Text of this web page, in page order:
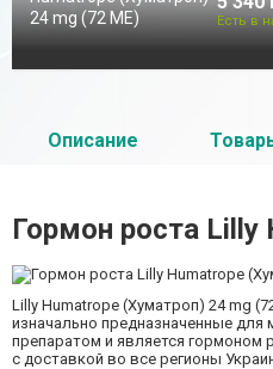
24 mg (72 МЕ)
Есть в
Описание
Гормон роста
Lilly Humatrope (Хуматроп) 24 mg
изначально предназначенные для
препаратом и является гормоном
с доставкой во все регионы